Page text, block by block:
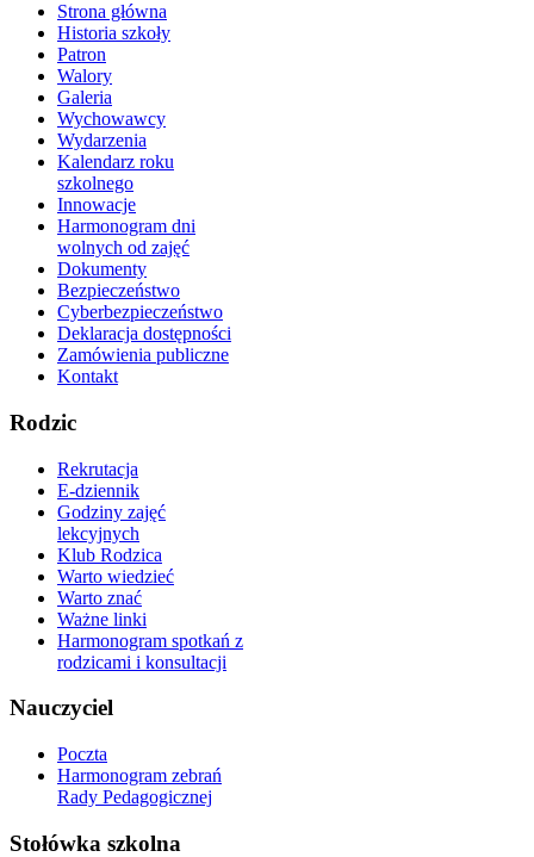
Strona główna
Historia szkoły
Patron
Walory
Galeria
Wychowawcy
Wydarzenia
Kalendarz roku
szkolnego
Innowacje
Harmonogram dni
wolnych od zajęć
Dokumenty
Bezpieczeństwo
Cyberbezpieczeństwo
Deklaracja dostępności
Zamówienia publiczne
Kontakt
Rodzic
Rekrutacja
E-dziennik
Godziny zajęć
lekcyjnych
Klub Rodzica
Warto wiedzieć
Warto znać
Ważne linki
Harmonogram spotkań z
rodzicami i konsultacji
Nauczyciel
Poczta
Harmonogram zebrań
Rady Pedagogicznej
Stołówka szkolna